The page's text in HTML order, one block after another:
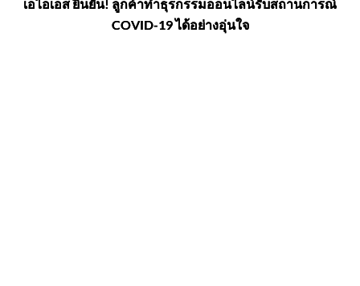
เอไอเอส ยืนยัน! ลูกค้าทำธุรกรรมออนไลน์รับสถานการณ์
COVID-19 ได้อย่างอุ่นใจ